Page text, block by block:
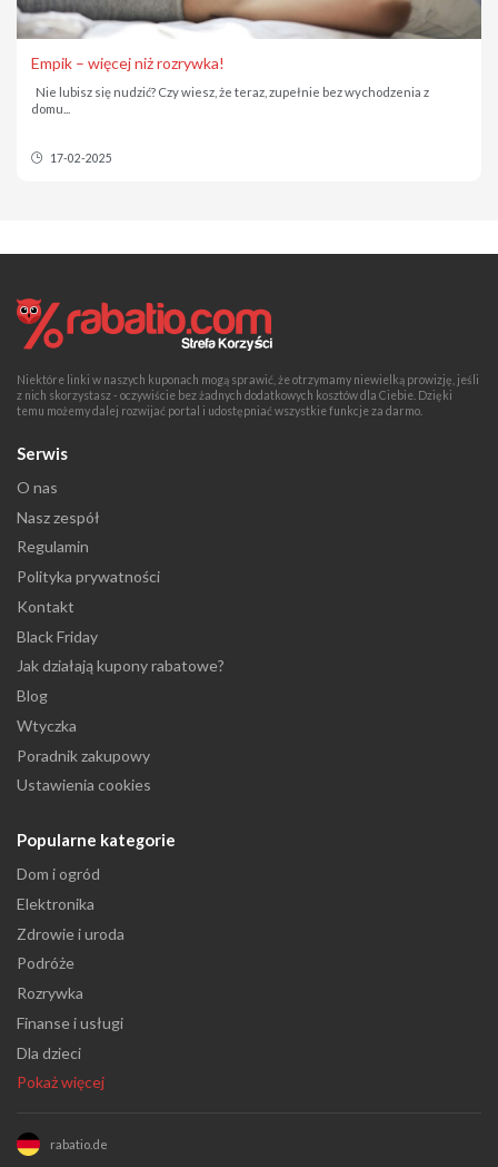
Empik – więcej niż rozrywka!
Nie lubisz się nudzić? Czy wiesz, że teraz, zupełnie bez wychodzenia z
domu...
17-02-2025
Niektóre linki w naszych kuponach mogą sprawić, że otrzymamy niewielką prowizję, jeśli
z nich skorzystasz - oczywiście bez żadnych dodatkowych kosztów dla Ciebie. Dzięki
temu możemy dalej rozwijać portal i udostępniać wszystkie funkcje za darmo.
Serwis
O nas
Nasz zespół
Regulamin
Polityka prywatności
Kontakt
Black Friday
Jak działają kupony rabatowe?
Blog
Wtyczka
Poradnik zakupowy
Ustawienia cookies
Popularne kategorie
Dom i ogród
Elektronika
Zdrowie i uroda
Podróże
Rozrywka
Finanse i usługi
Dla dzieci
Pokaż więcej
rabatio.de